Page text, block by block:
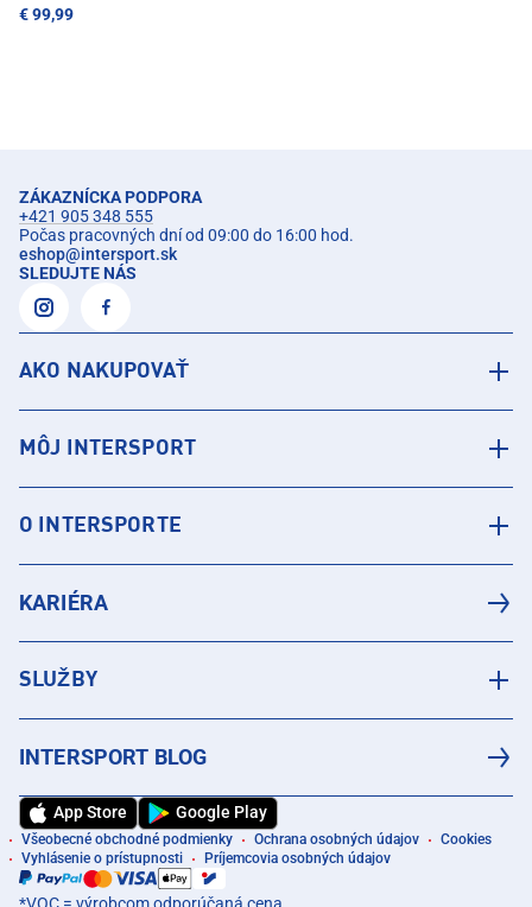
€ 99,99
ZÁKAZNÍCKA PODPORA
+421 905 348 555
Počas pracovných dní od 09:00 do 16:00 hod.
eshop@intersport.sk
SLEDUJTE NÁS
AKO NAKUPOVAŤ
MÔJ INTERSPORT
O INTERSPORTE
KARIÉRA
SLUŽBY
INTERSPORT BLOG
App Store Google Play
Všeobecné obchodné podmienky Ochrana osobných údajov
Cookies
Vyhlásenie o prístupnosti
Príjemcovia osobných údajov